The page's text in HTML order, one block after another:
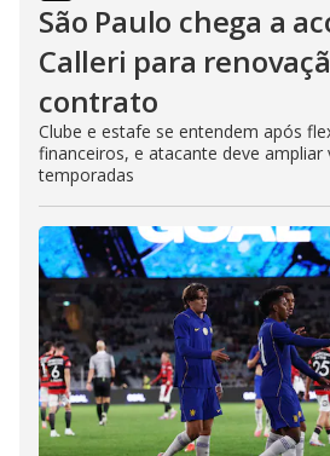
São Paulo chega a
Calleri para
contrato
Clube e estafe se entendem após
financeiros, e atacante deve ampliar
temporadas